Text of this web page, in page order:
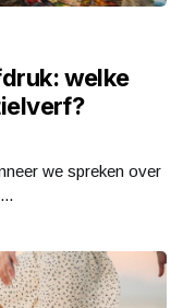
welke
we spreken over